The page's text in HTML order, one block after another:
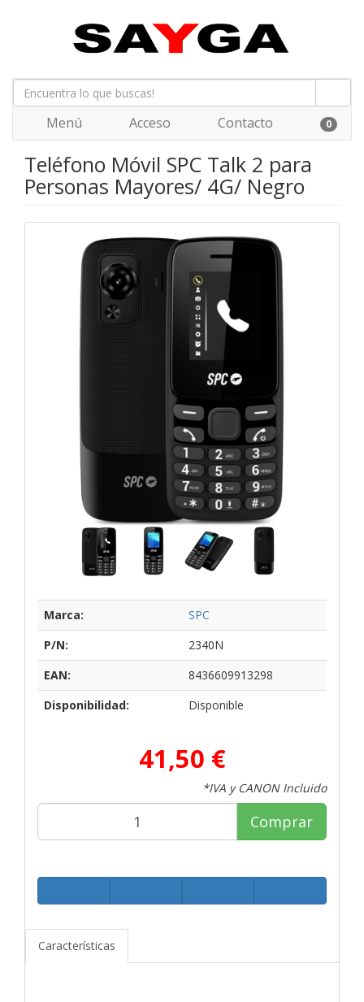
Menú Acceso Contacto 0
Teléfono Móvil SPC Talk 2 para
Personas Mayores/ 4G/ Negro
Marca:
SPC
P/N:
2340N
EAN:
8436609913298
Disponibilidad:
Disponible
41,50 €
*IVA y CANON Incluido
Comprar
Características